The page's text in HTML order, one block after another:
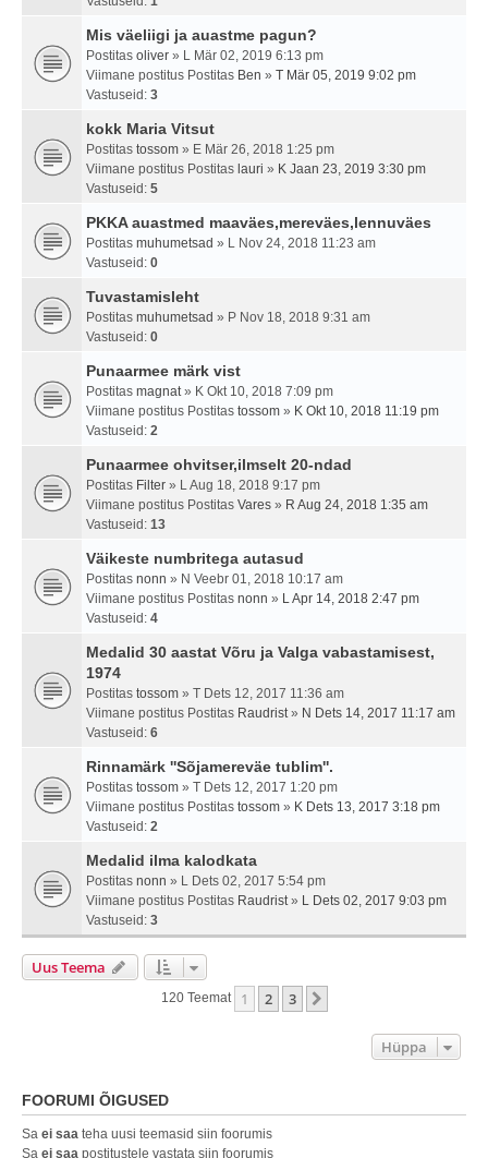
Mis väeliigi ja auastme pagun?
Postitas oliver » L Mär 02, 2019 6:13 pm
Viimane postitus Postitas Ben » T Mär 05, 2019 9:02 pm
Vastuseid: 3
kokk Maria Vitsut
Postitas tossom » E Mär 26, 2018 1:25 pm
Viimane postitus Postitas lauri » K Jaan 23, 2019 3:30 pm
Vastuseid: 5
PKKA auastmed maaväes,mereväes,lennuväes
Postitas muhumetsad » L Nov 24, 2018 11:23 am
Vastuseid: 0
Tuvastamisleht
Postitas muhumetsad » P Nov 18, 2018 9:31 am
Vastuseid: 0
Punaarmee märk vist
Postitas magnat» K Okt 10, 2018 7:09 pm
Viimane postitus Postitas tossom » K Okt 10, 2018 11:19 pm
Vastuseid: 2
Punaarmee ohvitser,ilmselt 20-ndad
Postitas Filter » L Aug 18, 2018 9:17 pm
Viimane postitus Postitas Vares » R Aug 24, 2018 1:35 am
Vastuseid: 13
Väikeste numbritega autasud
Postitas nonn » N Veebr 01, 2018 10:17 am
Viimane postitus Postitas nonn » L Apr 14, 2018 2:47 pm
Vastuseid: 4
Medalid 30 aastat Võru ja Valga vabastamisest,
1974
Postitas tossom » T Dets 12, 2017 11:36 am
Viimane postitus Postitas Raudrist» N Dets 14, 2017 11:17 am
Vastuseid: 6
Rinnamärk ''Sõjamereväe tublim''.
Postitas tossom » T Dets 12, 2017 1:20 pm
Viimane postitus Postitas tossom » K Dets 13, 2017 3:18 pm
Vastuseid: 2
Medalid ilma kalodkata
Postitas nonn » L Dets 02, 2017 5:54 pm
Viimane postitus Postitas Raudrist» L Dets 02, 2017 9:03 pm
Vastuseid: 3
Uus Teema
120 Teemat 1 2 3
Hüppa
FOORUMI ÕIGUSED
Sa ei saa teha uusi teemasid siin foorumis
Sa ei saa postitustele vastata siin foorumis